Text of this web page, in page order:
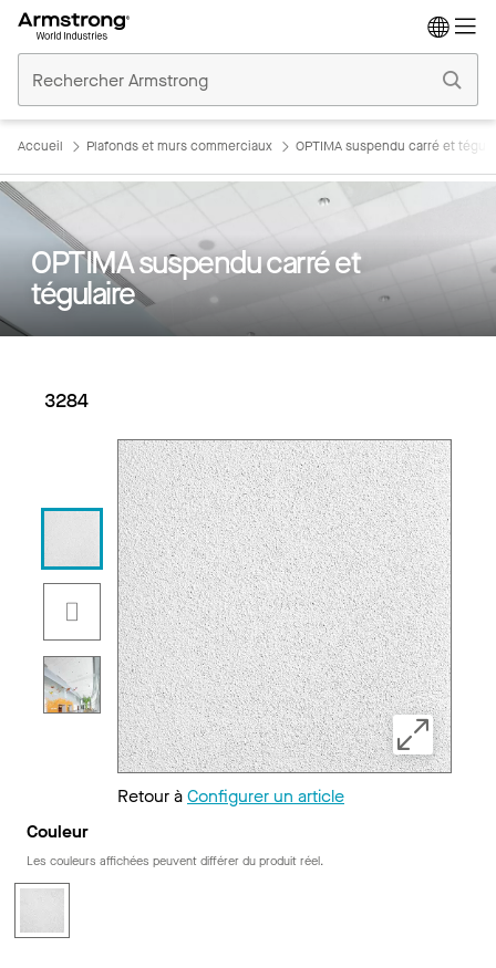
Plafonds
Commerciaux
Accueil Plafonds et murs commerciaux OPTIMA suspendu carré et
OPTIMA suspendu carré et
tégulaire
3284
Retour àConfigurer un article
Couleur
Les couleurs affichées peuvent différer du produit réel.